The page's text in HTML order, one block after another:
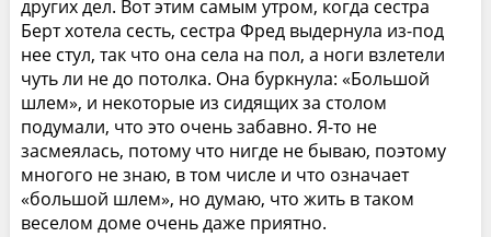
других дел. Вот этим самым утром, когда сестра
Берт хотела сесть, сестра Фред выдернула из-под
нее стул, так что она села на пол, а ноги взлетели
чуть ли не до потолка. Она буркнула: «Большой
шлем», и некоторые из сидящих за столом
подумали, что это очень забавно. Я-то не
засмеялась, потому что нигде не бываю, поэтому
многого не знаю, в том числе и что означает
«большой шлем», но думаю, что жить в таком
веселом доме очень даже приятно.